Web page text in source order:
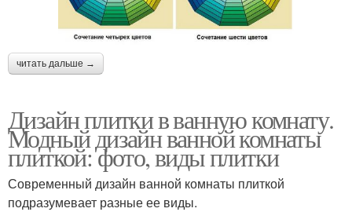
читать дальше →
Дизайн плитки в ванную комнату.
Модный дизайн ванной комнаты
плиткой: фото, виды плитки
Современный дизайн ванной комнаты плиткой
подразумевает разные ее виды.